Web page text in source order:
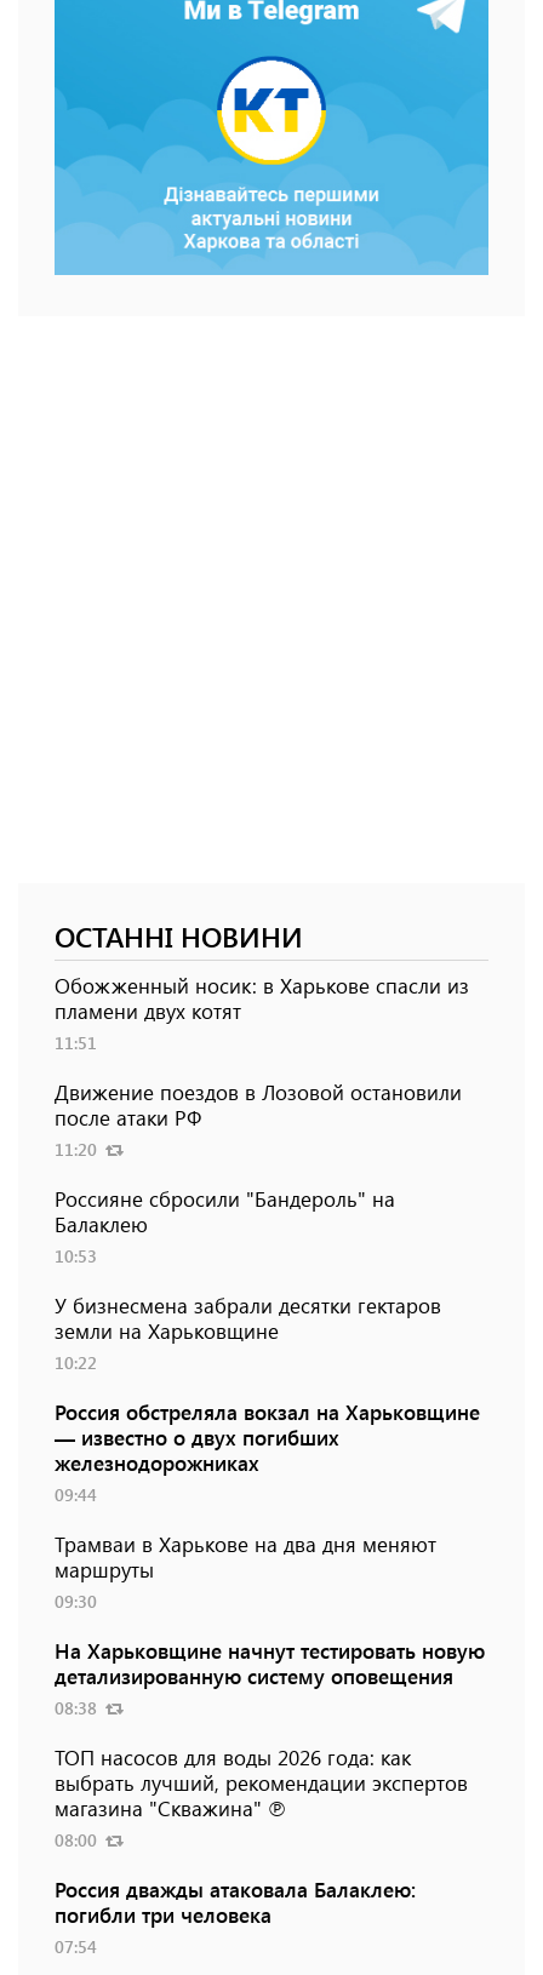
ОСТАННІ НОВИНИ
Обожженный носик: в Харькове спасли из
пламени двух котят
11:51
Движение поездов в Лозовой остановили
после атаки РФ
11:20
Россияне сбросили "Бандероль" на
Балаклею
10:53
У бизнесмена забрали десятки гектаров
земли на Харьковщине
10:22
Россия обстреляла вокзал на Харьковщине
— известно о двух погибших
железнодорожниках
09:44
Трамваи в Харькове на два дня меняют
маршруты
09:30
На Харьковщине начнут тестировать новую
детализированную систему оповещения
08:38
ТОП насосов для воды 2026 года: как
выбрать лучший, рекомендации экспертов
магазина "Скважина" ℗
08:00
Россия дважды атаковала Балаклею:
погибли три человека
07:54